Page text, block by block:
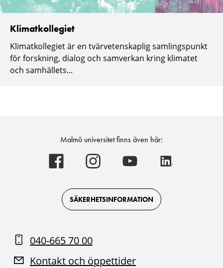
Klimatkollegiet
Klimatkollegiet är en tvärvetenskaplig samlingspunkt
för forskning, dialog och samverkan kring klimatet
och samhällets...
Malmö universitet finns även här:
Malmö
universitet
on
Facebook
Malmö
universitet
on
Instagram
Malmö
universitet
on
Youtube
SÄKERHETSINFORMATION
040-665 70 00
Kontakt och öppettider